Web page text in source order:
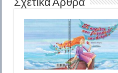
Σχετικά Άρθρα